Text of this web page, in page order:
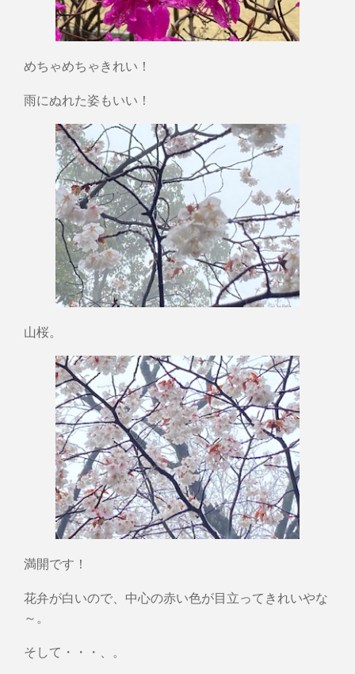
めちゃめちゃきれい！
雨にぬれた姿もいい！
山桜。
満開です！
花弁が白いので、中心の赤い色が目立ってきれいやな
～。
そして・・・、。